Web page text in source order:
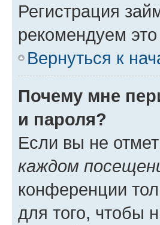
Регистрация
рекомендуем это
Вернуться к
Почему мне
и пароля?
Если вы не
каждом
конференции
для того, чтобы